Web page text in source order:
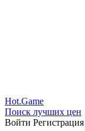
Hot.Game
Поиск лучших цен
Войти Регистрация